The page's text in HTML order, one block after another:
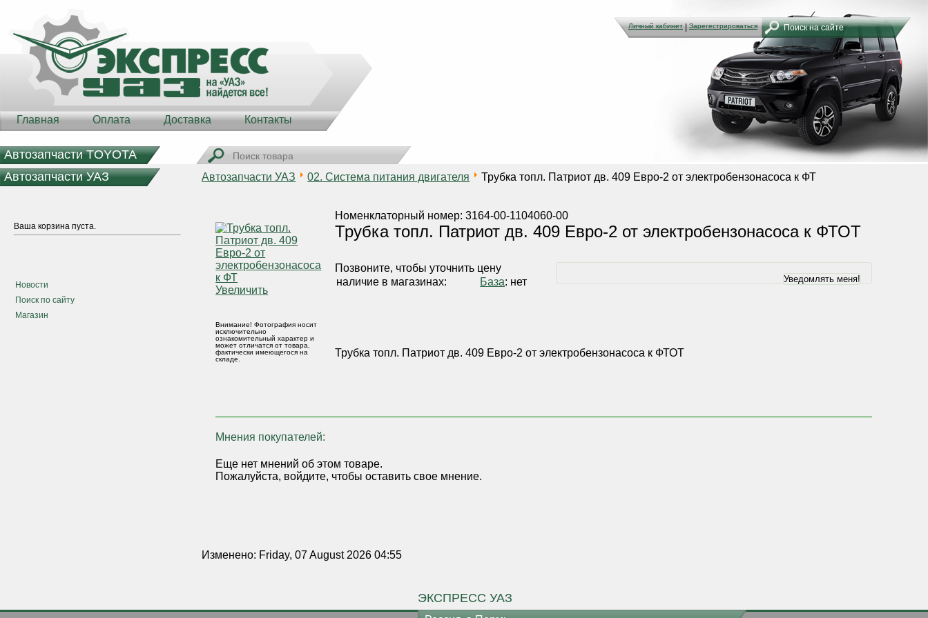
Личный кабинет|Зарегестрироваться
Главная Оплата Доставка Контакты
Личный кабинет|Зарегестрироваться
Автозапчасти TOYOTA
Автозапчасти УАЗ
Ваша корзина пуста.
Новости
Поиск по сайту
Магазин
Автозапчасти УАЗ 02. Система питания двигателя Трубка топл. Патриот дв. 409 Евро-2 от электробензонасоса к ФТ
Увеличить
Внимание! Фотография носит
исключительно
ознакомительный характер и
может отличатся от товара,
фактически имеющегося на
складе.
Номенклаторный номер: 3164-00-1104060-00
Трубка топл. Патриот дв. 409 Евро-2 от электробензонасоса к ФТОТ
Позвоните, чтобы уточнить цену
наличие в магазинах:
База: нет
Трубка топл. Патриот дв. 409 Евро-2 от электробензонасоса к ФТОТ
Мнения покупателей:
Еще нет мнений об этом товаре.
Пожалуйста, войдите, чтобы оставить свое мнение.
Изменено: Friday, 07 August 2026 04:55
ЭКСПРЕСС УАЗ